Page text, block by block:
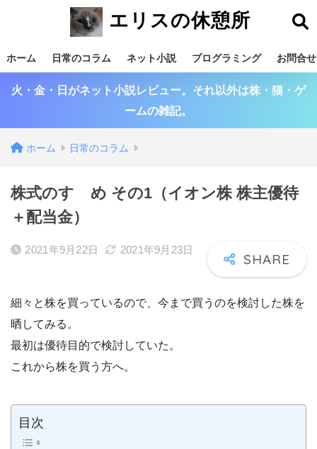
エリスの休憩所
ホーム 日常のコラム ネット小説 プログラミング お問合せ
火・金・日がネット小説レビュー。それ以外は株・猫・ゲ
ームの雑記。
ホーム 日常のコラム
株式のすゝめ その1（イオン株 株主優待
＋配当金）
2021年9月22日 2021年9月23日
細々と株を買っているので、今まで買うのを検討した株を
晒してみる。
最初は優待目的で検討していた。
これから株を買う方へ。
目次